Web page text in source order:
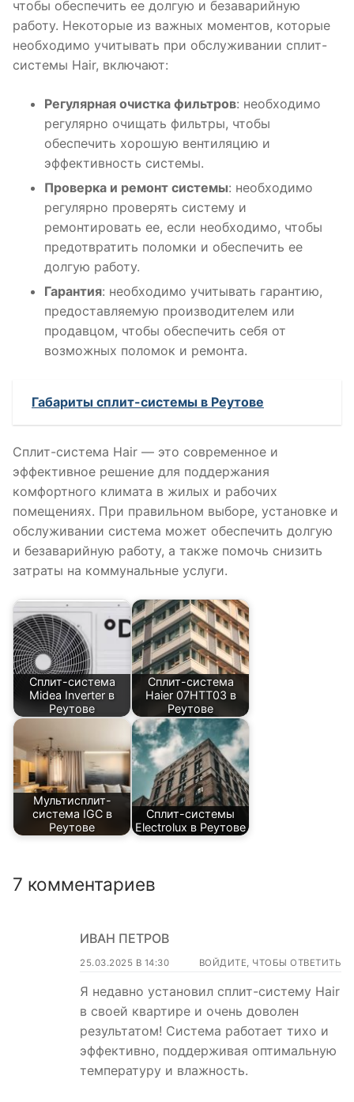
чтобы обеспечить ее долгую и безаварийную
работу. Некоторые из важных моментов, которые
необходимо учитывать при обслуживании сплит-
системы Hair, включают:
Регулярная очистка фильтров: необходимо
регулярно очищать фильтры, чтобы
обеспечить хорошую вентиляцию и
эффективность системы.
Проверка и ремонт системы: необходимо
регулярно проверять систему и
ремонтировать ее, если необходимо, чтобы
предотвратить поломки и обеспечить ее
долгую работу.
Гарантия: необходимо учитывать гарантию,
предоставляемую производителем или
продавцом, чтобы обеспечить себя от
возможных поломок и ремонта.
Габариты сплит-системы в Реутове
Сплит-система Hair — это современное и
эффективное решение для поддержания
комфортного климата в жилых и рабочих
помещениях. При правильном выборе, установке и
обслуживании система может обеспечить долгую
и безаварийную работу, а также помочь снизить
затраты на коммунальные услуги.
Сплит-система
Midea Inverter в
Реутове
Сплит-система
Haier 07HTT03 в
Реутове
Мультисплит-
система IGC в
Реутове
Сплит-системы
Electrolux в Реутове
7 комментариев
ИВАН ПЕТРОВ
25.03.2025 В 14:30 ВОЙДИТЕ, ЧТОБЫ ОТВЕТИТЬ
Я недавно установил сплит-систему Hair
в своей квартире и очень доволен
результатом! Система работает тихо и
эффективно, поддерживая оптимальную
температуру и влажность.